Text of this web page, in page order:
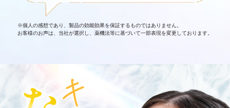
※個人の感想であり、製品の効能効果を保証するものではありません。
お客様のお声は、当社が選択し、薬機法等に基づいて一部表現を変更しております。